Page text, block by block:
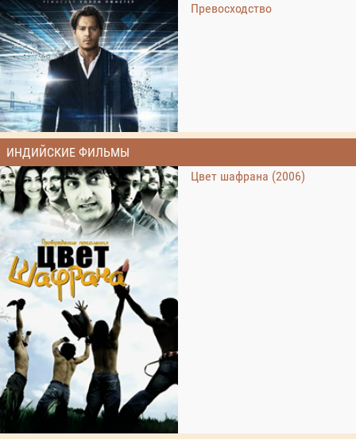
Превосходство
ИНДИЙСКИЕ ФИЛЬМЫ
Цвет шафрана (2006)